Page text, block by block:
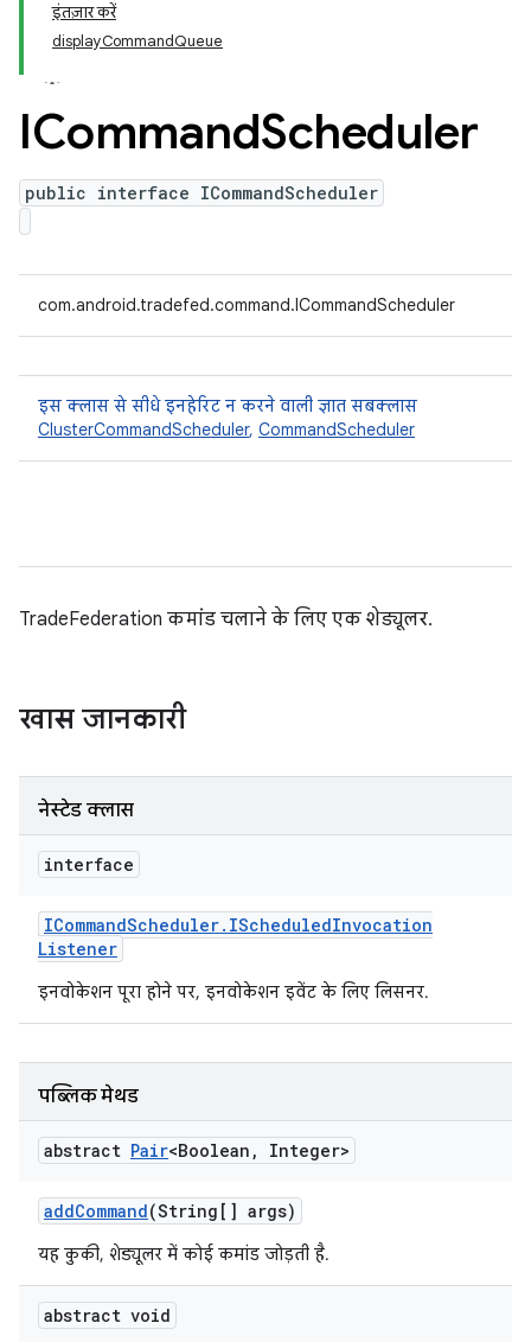
इंतज़ार करें
displayCommandQueue
ICommandScheduler
public interface ICommandScheduler
com.android.tradefed.command.ICommandScheduler
इस क्लास से सीधे इनहेरिट न करने वाली ज्ञात सबक्लास
ClusterCommandScheduler, CommandScheduler
TradeFederation कमांड चलाने के लिए एक शेड्यूलर.
खास जानकारी
नेस्टेड क्लास
interface
ICommandScheduler. IScheduledInvocation
Listener
इनवोकेशन पूरा होने पर, इनवोकेशन इवेंट के लिए लिसनर.
पब्लिक मेथड
abstract Pair<Boolean , Integer>
addCommand(String[] args)
यह कुकी, शेड्यूलर में कोई कमांड जोड़ती है.
abstract void